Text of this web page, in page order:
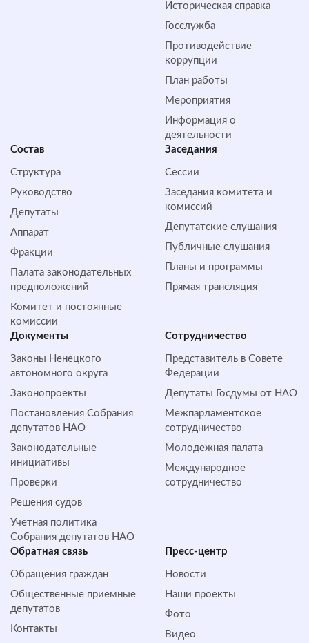
Историческая справка
Госслужба
Противодействие
коррупции
План работы
Мероприятия
Информация о
деятельности
Состав
Структура
Руководство
Депутаты
Аппарат
Фракции
Палата законодательных
предположений
Комитет и постоянные
комиссии
Заседания
Сессии
Заседания комитета и
комиссий
Депутатские слушания
Публичные слушания
Планы и программы
Прямая трансляция
Документы
Законы Ненецкого
автономного округа
Законопроекты
Постановления Собрания
депутатов НАО
Законодательные
инициативы
Проверки
Решения судов
Учетная политика
Собрания депутатов НАО
Сотрудничество
Представитель в Совете
Федерации
Депутаты Госдумы от НАО
Межпарламентское
сотрудничество
Молодежная палата
Международное
сотрудничество
Обратная cвязь
Обращения граждан
Общественные приемные
депутатов
Контакты
Пресс-центр
Новости
Наши проекты
Фото
Видео